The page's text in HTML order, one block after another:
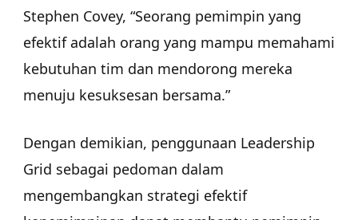
Stephen Covey, “Seorang pemimpin yang
efektif adalah orang yang mampu memahami
kebutuhan tim dan mendorong mereka
menuju kesuksesan bersama.”
Dengan demikian, penggunaan Leadership
Grid sebagai pedoman dalam
mengembangkan strategi efektif